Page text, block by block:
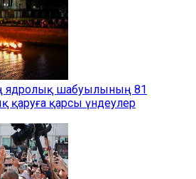
ядролық шабуылының 81
қарсы үндеулер